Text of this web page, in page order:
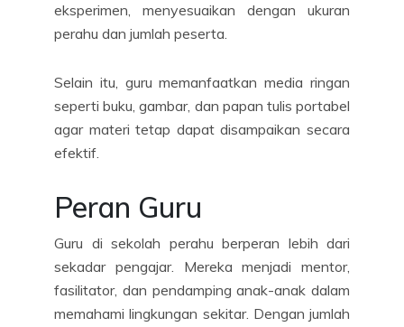
eksperimen, menyesuaikan dengan ukuran
perahu dan jumlah peserta.
Selain itu, guru memanfaatkan media ringan
seperti buku, gambar, dan papan tulis portabel
agar materi tetap dapat disampaikan secara
efektif.
Peran Guru
Guru di sekolah perahu berperan lebih dari
sekadar pengajar. Mereka menjadi mentor,
fasilitator, dan pendamping anak-anak dalam
memahami lingkungan sekitar. Dengan jumlah